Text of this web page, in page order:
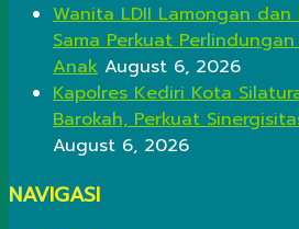
Wanita LDII Lamongan dan
Sama Perkuat
Anak August 6, 2026
Kapolres Kediri Kota
Barokah, Perkuat
August 6, 2026
NAVIGASI